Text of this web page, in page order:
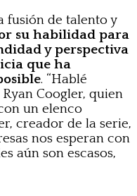
fusión de talento y
su habilidad para
y perspectiva
que ha
. “Hablé
Coogler, quien
un elenco
creador de la serie,
nos esperan con
aún son escasos,